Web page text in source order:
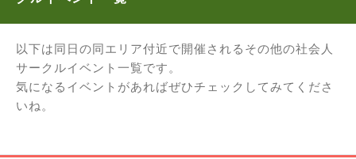
以下は同日の同エリア付近で開催されるその他の社会人
サークルイベント一覧です。
気になるイベントがあればぜひチェックしてみてくださ
いね。